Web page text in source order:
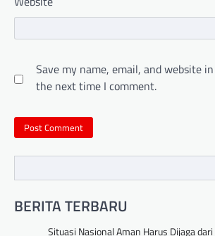
Save my name, email, and website
the next time I comment.
BERITA TERBARU
Situasi Nasional Aman Harus Dijaga